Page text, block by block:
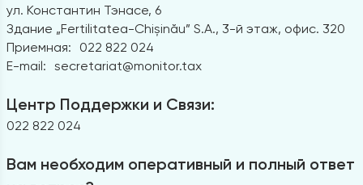
ул. Константин Тэнасе, 6
Здание „Fertilitatea-Chișinău” S.A., 3-й этаж, офис. 320
Приемная:
022 822 024
E-mail: secretariat@monitor.tax
Центр Поддержки и Связи:
022 822 024
Вам необходим оперативный и полный ответ